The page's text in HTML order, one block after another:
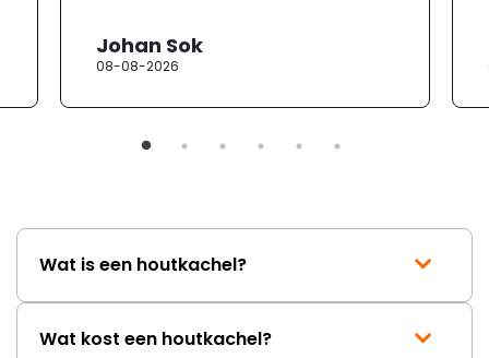
Johan Sok
08-08-2026
Wat is een houtkachel?
Wat kost een houtkachel?